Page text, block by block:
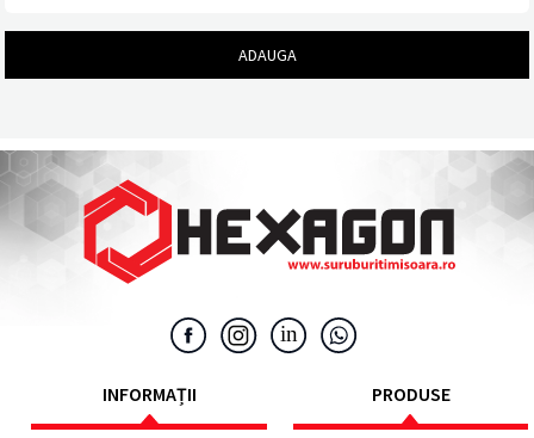
INFORMAȚII PRODUSE